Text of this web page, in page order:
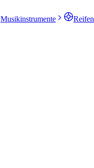
Musikinstrumente Reifen